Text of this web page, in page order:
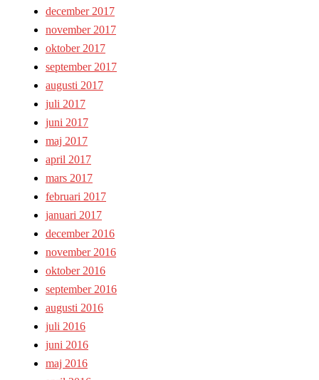
december 2017
november 2017
oktober 2017
september 2017
augusti 2017
juli 2017
juni 2017
maj 2017
april 2017
mars 2017
februari 2017
januari 2017
december 2016
november 2016
oktober 2016
september 2016
augusti 2016
juli 2016
juni 2016
maj 2016